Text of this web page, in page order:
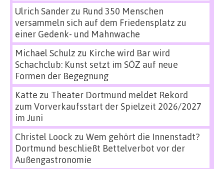
Ulrich Sanderzu Rund 350 Menschen
versammeln sich auf dem Friedensplatz zu
einer Gedenk- und Mahnwache
Michael Schulz zu Kirche wird Bar wird
Schachclub: Kunst setzt im SÖZ auf neue
Formen der Begegnung
Katte zu Theater Dortmund meldet Rekord
zum Vorverkaufsstart der Spielzeit 2026/2027
im Juni
Christel Loock zu Wem gehört die Innenstadt?
Dortmund beschließt Bettelverbot vor der
Außengastronomie